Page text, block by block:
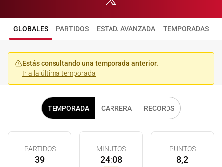
GLOBALES PARTIDOS ESTAD. AVANZADA TEMPORADAS
Estás consultando una temporada anterior.
Ir a la última temporada
TEMPORADA CARRERA RECORDS
PARTIDOS
39
MINUTOS
24:08
PUNTOS
8,2